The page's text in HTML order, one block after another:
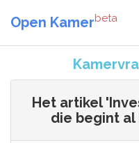
Open Kamerbeta
Het artikel
die begint